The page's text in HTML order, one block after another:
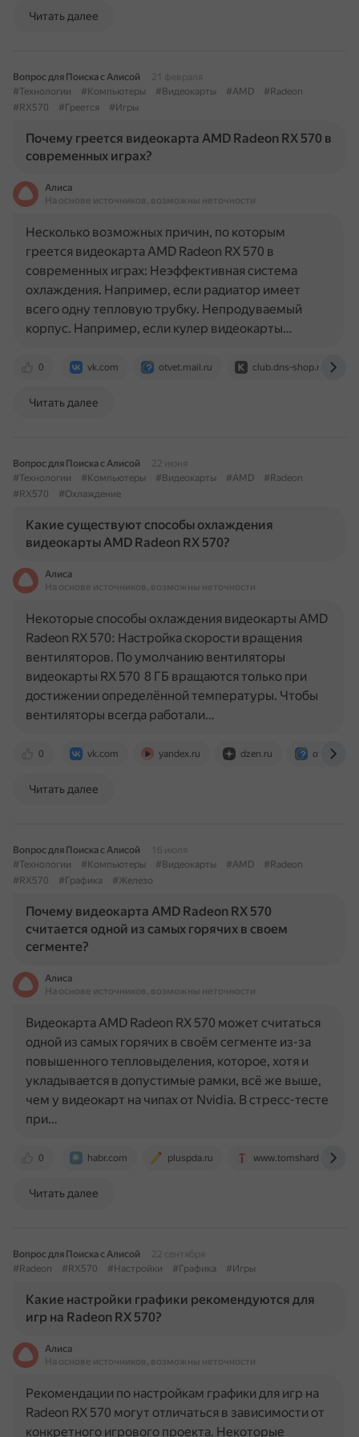
Читать далее
Вопрос для Поиска с Алисой
21 февраля
#Технологии
#Компьютеры #Видеокарты #AMD
#Radeon
#RX570
#Греется #Игры
Почему греется видеокарта AMD Radeon RX 570 в
современных играх?
Алиса
На основе источников, возможны неточности
0 vk.com otvet.mail.ru club.dns-shop.ru
Несколько возможных причин, по которым
греется видеокарта AMD Radeon RX 570 в
современных играх: Неэффективная система
охлаждения. Например, если радиатор имеет
всего одну тепловую трубку. Непродуваемый
корпус. Например, если кулер видеокарты…
Читать далее
Вопрос для Поиска с Алисой
22 июня
#Технологии
#Компьютеры #Видеокарты #AMD
#Radeon
#RX570
#Охлаждение
Какие существуют способы охлаждения
видеокарты AMD Radeon RX 570?
Алиса
На основе источников, возможны неточности
0 vk.com yandex.ru dzen.ru
Некоторые способы охлаждения видеокарты AMD
Radeon RX 570: Настройка скорости вращения
вентиляторов. По умолчанию вентиляторы
видеокарты RX 570 8 ГБ вращаются только при
достижении определённой температуры. Чтобы
вентиляторы всегда работали…
Читать далее
Вопрос для Поиска с Алисой
16 июля
#Технологии
#Компьютеры #Видеокарты #AMD
#Radeon
#RX570
#Графика #Железо
Почему видеокарта AMD Radeon RX 570
считается одной из самых горячих в своем
сегменте?
Алиса
На основе источников, возможны неточности
0 habr.com pluspda.ru
Видеокарта AMD Radeon RX 570 может считаться
одной из самых горячих в своём сегменте из-за
повышенного тепловыделения, которое, хотя и
укладывается в допустимые рамки, всё же выше,
чем у видеокарт на чипах от Nvidia. В стресс-тесте
при…
Читать далее
Вопрос для Поиска с Алисой
22 сентября
#Radeon
#RX570 #Настройки #Графика #Игры
Какие настройки графики рекомендуются для
игр на Radeon RX 570?
Алиса
На основе источников, возможны неточности
Рекомендации по настройкам графики для игр на
Radeon RX 570 могут отличаться в зависимости от
конкретного игрового проекта. Некоторые